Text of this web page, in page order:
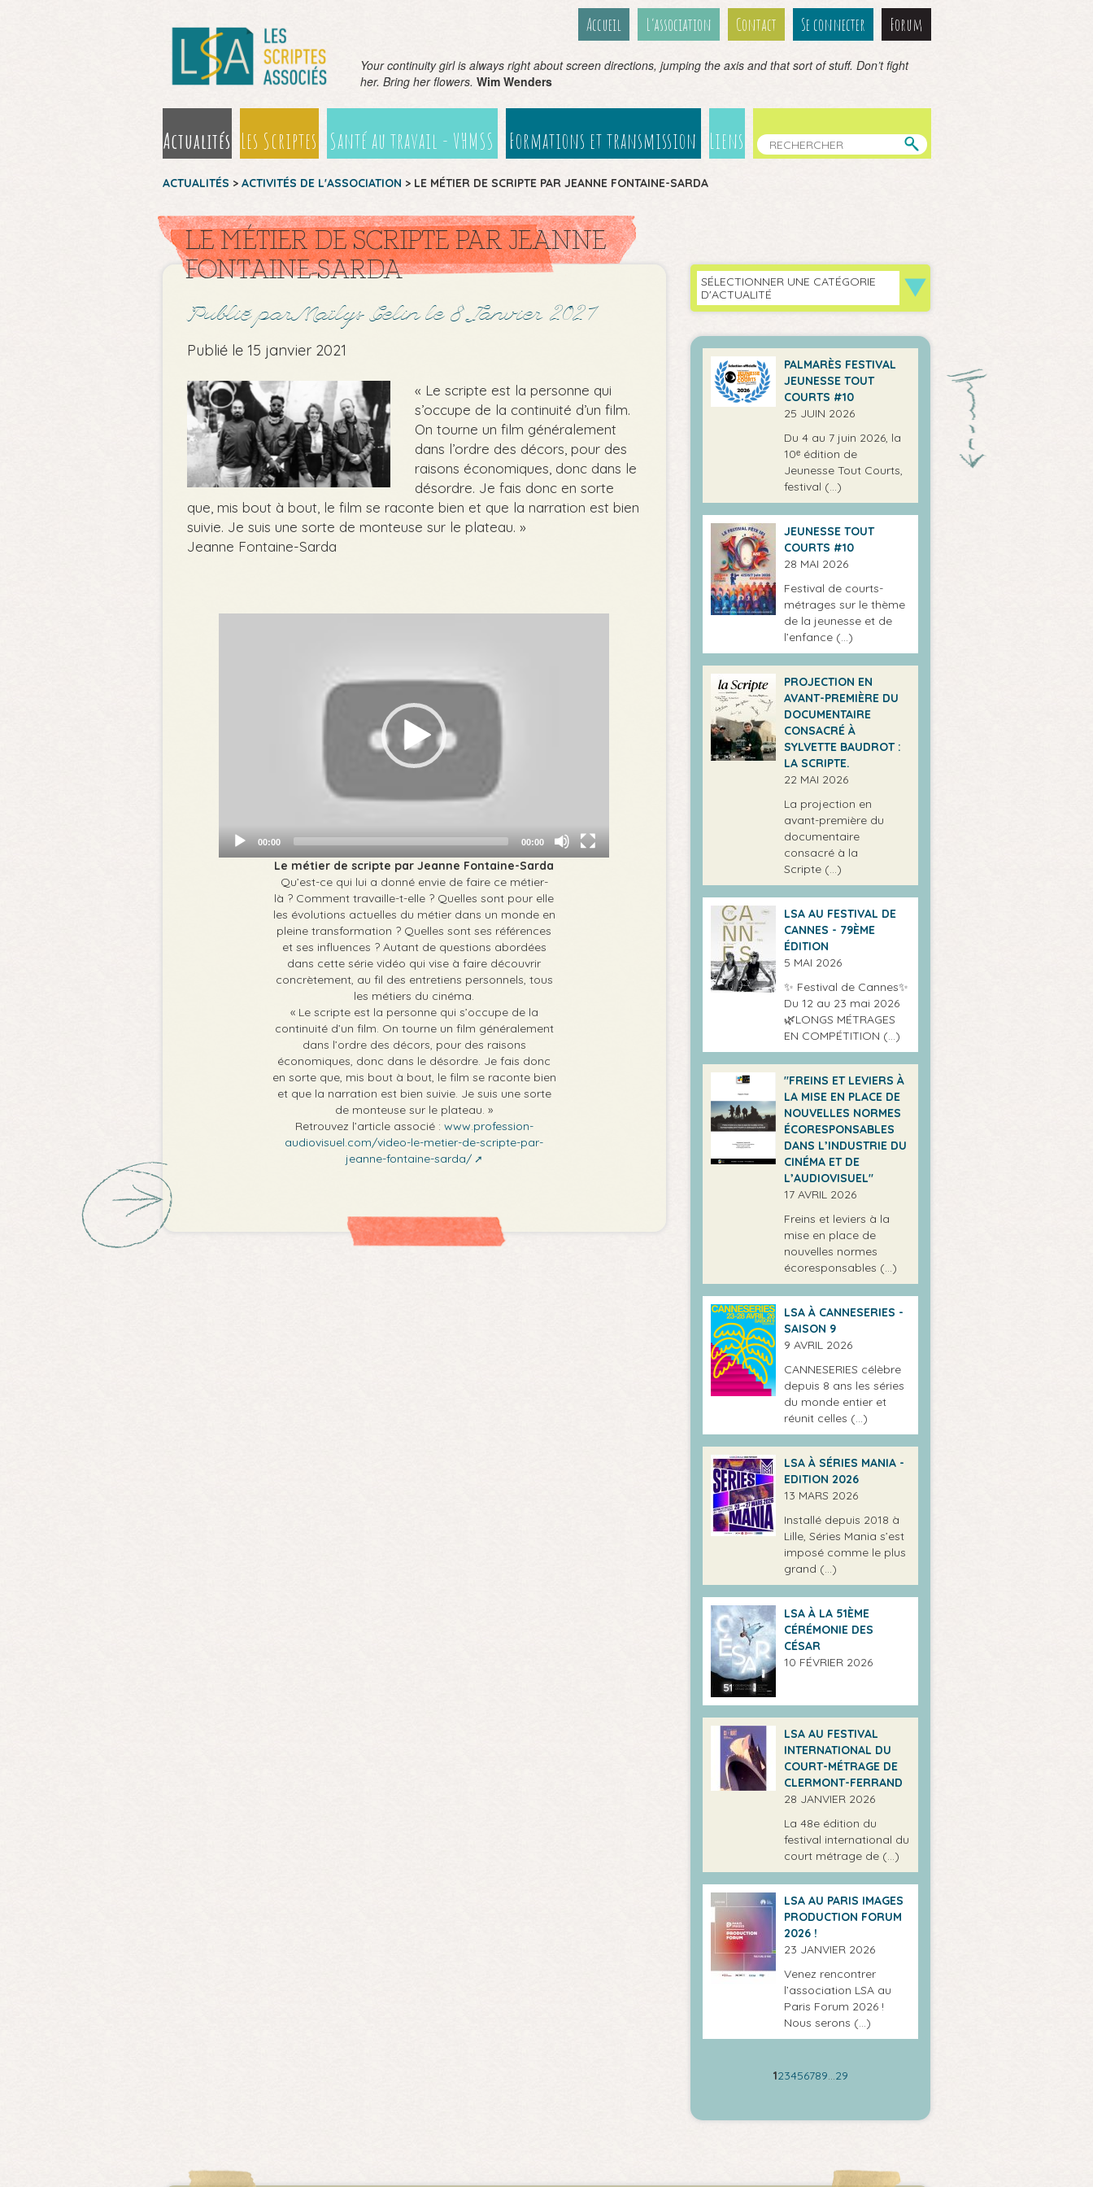
Accueil L’association Contact Se connecter Forum
Your continuity girl is always right about screen directions, jumping the axis and that sort of stuff. Don’t fight
her. Bring her flowers. Wim Wenders
Actualités Les Scriptes Santé au travail - VHMSS Formations et transmission Liens
ACTUALITÉS > ACTIVITÉS DE L'ASSOCIATION > LE MÉTIER DE SCRIPTE PAR JEANNE FONTAINE-SARDA
LE MÉTIER DE SCRIPTE PAR JEANNE
FONTAINE-SARDA
Publié par Maïlys Gelin le 8 Janvier 2021
Publié le 15 janvier 2021
« Le scripte est la personne qui
s’occupe de la continuité d’un film.
On tourne un film généralement
dans l’ordre des décors, pour des
raisons économiques, donc dans le
désordre. Je fais donc en sorte
que, mis bout à bout, le film se raconte bien et que la narration est bien
suivie. Je suis une sorte de monteuse sur le plateau. »
Jeanne Fontaine-Sarda
00:00 00:00
Le métier de scripte par Jeanne Fontaine-Sarda
Qu’est-ce qui lui a donné envie de faire ce métier-
là ? Comment travaille-t-elle ? Quelles sont pour elle
les évolutions actuelles du métier dans un monde en
pleine transformation ? Quelles sont ses références
et ses influences ? Autant de questions abordées
dans cette série vidéo qui vise à faire découvrir
concrètement, au fil des entretiens personnels, tous
les métiers du cinéma.
« Le scripte est la personne qui s’occupe de la
continuité d’un film. On tourne un film généralement
dans l’ordre des décors, pour des raisons
économiques, donc dans le désordre. Je fais donc
en sorte que, mis bout à bout, le film se raconte bien
et que la narration est bien suivie. Je suis une sorte
de monteuse sur le plateau. »
Retrouvez l’article associé : www.profession-
audiovisuel.com/video-le-metier-de-scripte-par-
jeanne-fontaine-sarda/
SÉLECTIONNER UNE CATÉGORIE
D'ACTUALITÉ
PALMARÈS FESTIVAL
JEUNESSE TOUT
COURTS #10
25 JUIN 2026
Du 4 au 7 juin 2026, la
10ᵉ édition de
Jeunesse Tout Courts,
festival (…)
JEUNESSE TOUT
COURTS #10
28 MAI 2026
Festival de courts-
métrages sur le thème
de la jeunesse et de
l’enfance (…)
PROJECTION EN
AVANT-PREMIÈRE DU
DOCUMENTAIRE
CONSACRÉ À
SYLVETTE BAUDROT :
LA SCRIPTE.
22 MAI 2026
La projection en
avant-première du
documentaire
consacré à la
Scripte (…)
LSA AU FESTIVAL DE
CANNES - 79ÈME
ÉDITION
5 MAI 2026
✨ Festival de Cannes✨
Du 12 au 23 mai 2026
🌿LONGS MÉTRAGES
EN COMPÉTITION (…)
"FREINS ET LEVIERS À
LA MISE EN PLACE DE
NOUVELLES NORMES
ÉCORESPONSABLES
DANS L’INDUSTRIE DU
CINÉMA ET DE
L’AUDIOVISUEL"
17 AVRIL 2026
Freins et leviers à la
mise en place de
nouvelles normes
écoresponsables (…)
LSA À CANNESERIES -
SAISON 9
9 AVRIL 2026
CANNESERIES célèbre
depuis 8 ans les séries
du monde entier et
réunit celles (…)
LSA À SÉRIES MANIA -
EDITION 2026
13 MARS 2026
Installé depuis 2018 à
Lille, Séries Mania s’est
imposé comme le plus
grand (…)
LSA À LA 51ÈME
CÉRÉMONIE DES
CÉSAR
10 FÉVRIER 2026
LSA AU FESTIVAL
INTERNATIONAL DU
COURT-MÉTRAGE DE
CLERMONT-FERRAND
28 JANVIER 2026
La 48e édition du
festival international du
court métrage de (…)
LSA AU PARIS IMAGES
PRODUCTION FORUM
2026 !
23 JANVIER 2026
Venez rencontrer
l’association LSA au
Paris Forum 2026 !
Nous serons (…)
123456789…29